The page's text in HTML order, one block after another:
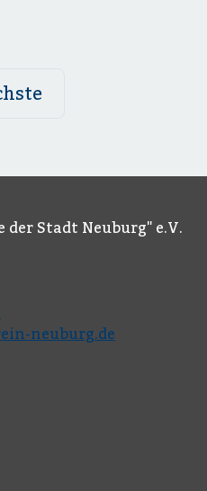
Stadt Neuburg" e.V.
neuburg.de